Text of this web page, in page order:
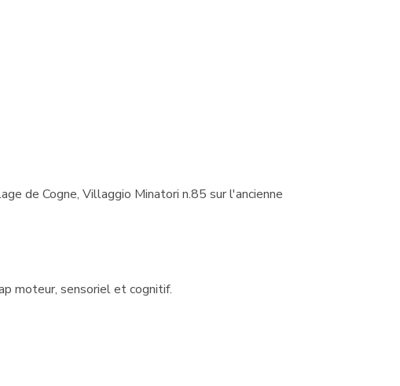
de Cogne, Villaggio Minatori n.85 sur l'ancienne
moteur, sensoriel et cognitif.